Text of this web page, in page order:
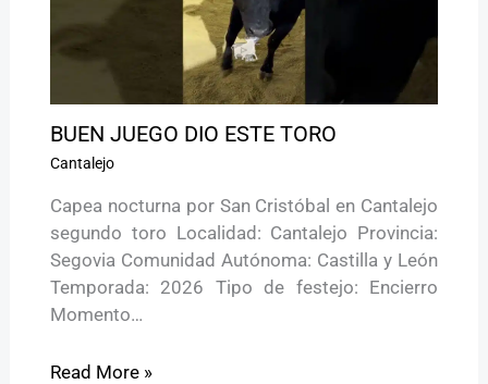
BUEN JUEGO DIO ESTE TORO
Cantalejo
Capea nocturna por San Cristóbal en Cantalejo
segundo toro Localidad: Cantalejo Provincia:
Segovia Comunidad Autónoma: Castilla y León
Temporada: 2026 Tipo de festejo: Encierro
Momento…
Read More »